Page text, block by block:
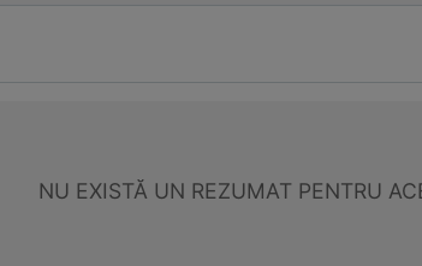
NU EXISTĂ UN REZUMAT PENTRU